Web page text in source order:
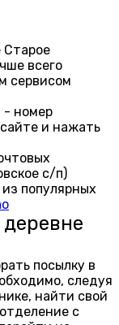
Старое
всего
сервисом
- номер
и нажать
с/п)
популярных
посылку в
следуя
найти свой
с